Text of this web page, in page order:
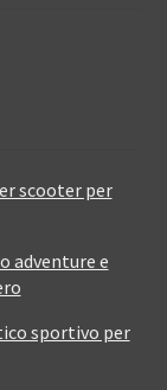
scooter per
adventure e
sportivo per